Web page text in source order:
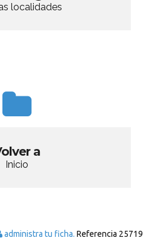
localidades
a
Inicio
administra tu ficha. Referencia 25719